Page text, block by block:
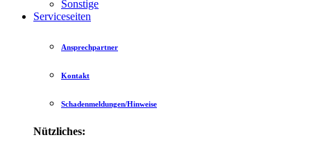
Sonstige
Serviceseiten
Ansprechpartner
Kontakt
Schadenmeldungen/Hinweise
Nützliches: